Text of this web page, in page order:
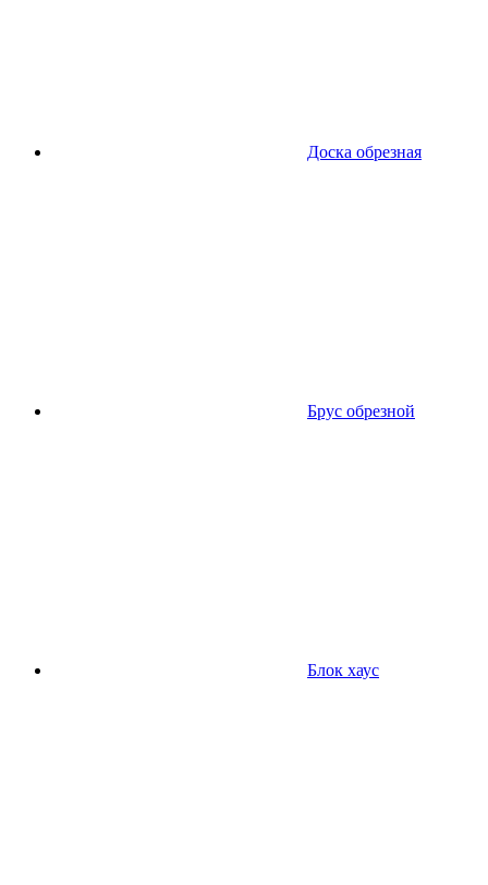
Доска обрезная
Брус обрезной
Блок хаус